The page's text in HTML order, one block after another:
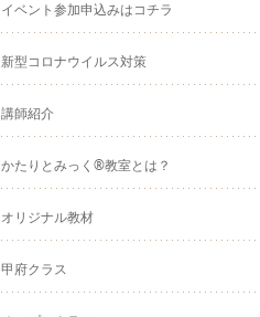
イベント参加申込みはコチラ
新型コロナウイルス対策
講師紹介
かたりとみっく®教室とは？
オリジナル教材
甲府クラス